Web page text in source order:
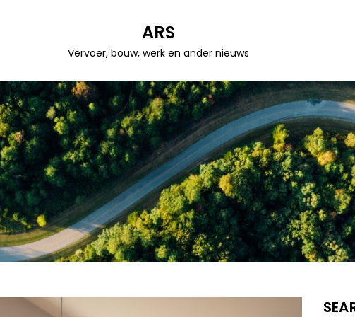
ARS
Vervoer, bouw, werk en ander nieuws